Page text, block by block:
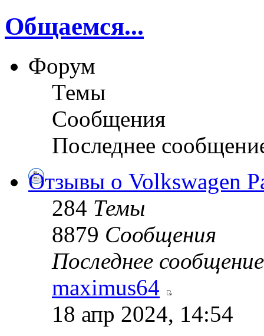
Общаемся...
Форум
Темы
Сообщения
Последнее
Отзывы о Volkswagen
284 Темы
8879 Сообщения
Последнее сообщение
maximus64
18 апр 2024, 14:54